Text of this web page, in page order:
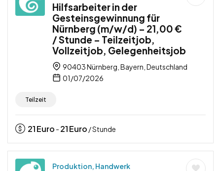
Hilfsarbeiter in der
Gesteinsgewinnung für
Nürnberg (m/w/d) – 21,00 €
/ Stunde – Teilzeitjob,
Vollzeitjob, Gelegenheitsjob
90403 Nürnberg, Bayern, Deutschland
01/07/2026
Teilzeit
21Euro - 21Euro / Stunde
Produktion, Handwerk